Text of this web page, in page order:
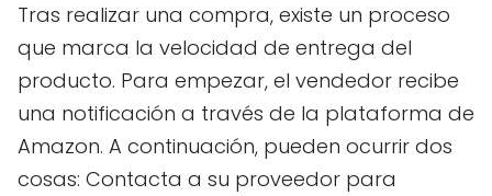
Tras realizar una compra, existe un proceso
que marca la velocidad de entrega del
producto. Para empezar, el vendedor recibe
una notificación a través de la plataforma de
Amazon. A continuación, pueden ocurrir dos
cosas: Contacta a su proveedor para